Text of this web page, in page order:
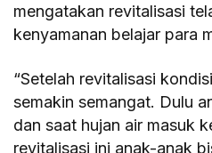
mengatakan revitalisasi
kenyamanan belajar para
“Setelah revitalisasi
semakin semangat. Dulu
dan saat hujan air masuk
revitalisasi ini anak-anak